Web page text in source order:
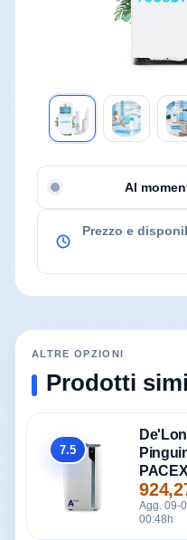
Al
Prezzo e
ALTRE OPZIONI
Prodotti
Totale
7.5
Prezzo
Agg. 09-
00:48h